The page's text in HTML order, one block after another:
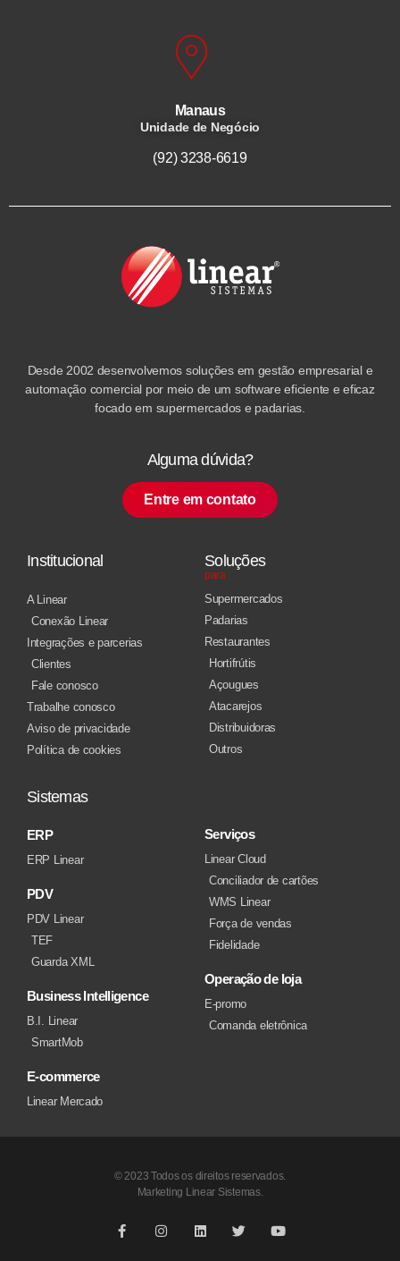
Manaus
Unidade de Negócio
(92) 3238-6619
Desde 2002 desenvolvemos soluções em gestão empresarial e
automação comercial por meio de um software eficiente e eficaz
focado em supermercados e padarias.
Alguma dúvida?
Entre em contato
Institucional
A Linear
Conexão Linear
Integrações e parcerias
Clientes
Fale conosco
Trabalhe conosco
Aviso de privacidade
Política de cookies
Soluções
para
Supermercados
Padarias
Restaurantes
Hortifrútis
Açougues
Atacarejos
Distribuidoras
Outros
Sistemas
ERP
ERP Linear
PDV
PDV Linear
TEF
Guarda XML
Business Intelligence
B.I. Linear
SmartMob
E-commerce
Linear Mercado
Serviços
Linear Cloud
Conciliador de cartões
WMS Linear
Força de vendas
Fidelidade
Operação de loja
E-promo
Comanda eletrônica
© 2023 Todos os direitos reservados.
Marketing Linear Sistemas.